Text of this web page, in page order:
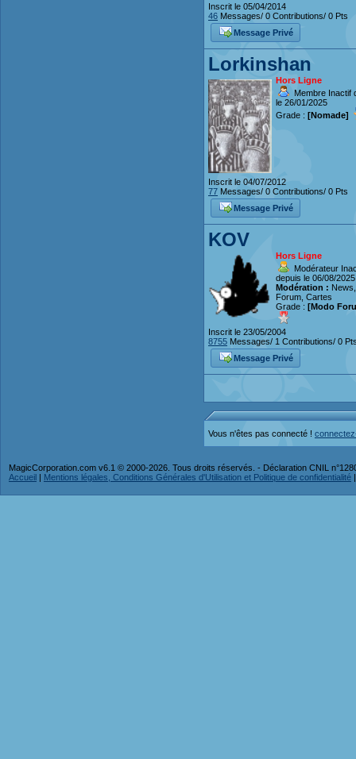
Inscrit le 05/04/2014
46 Messages/ 0 Contributions/ 0 Pts
Message Privé
Lorkinshan
Hors Ligne
Membre Inactif
le 26/01/2025
Grade : [Nomade]
Inscrit le 04/07/2012
77 Messages/ 0 Contributions/ 0 Pts
Message Privé
KOV
Hors Ligne
Modérateur
depuis le 06/08/2025
Modération : News,
Forum, Cartes
Grade : [Modo
Inscrit le 23/05/2004
8755 Messages/ 1 Contributions/ 0
Message Privé
Vous n'êtes pas connecté !
MagicCorporation.com v6.1 © 2000-2026. Tous droits réservés. - Déclaration CNIL
Accueil | Mentions légales, Conditions Générales d'Utilisation et Politique de confidentialité